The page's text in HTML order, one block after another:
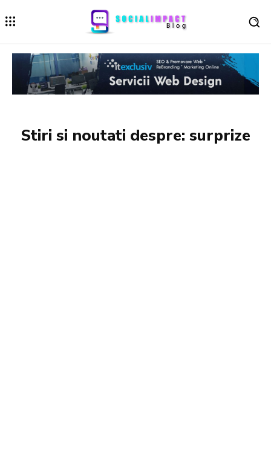
Stiri si noutati despre: surprize